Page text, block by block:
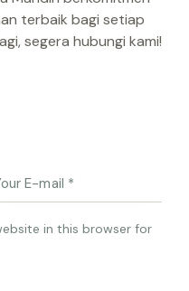
terbaik bagi setiap
segera hubungi kami!
in this browser for